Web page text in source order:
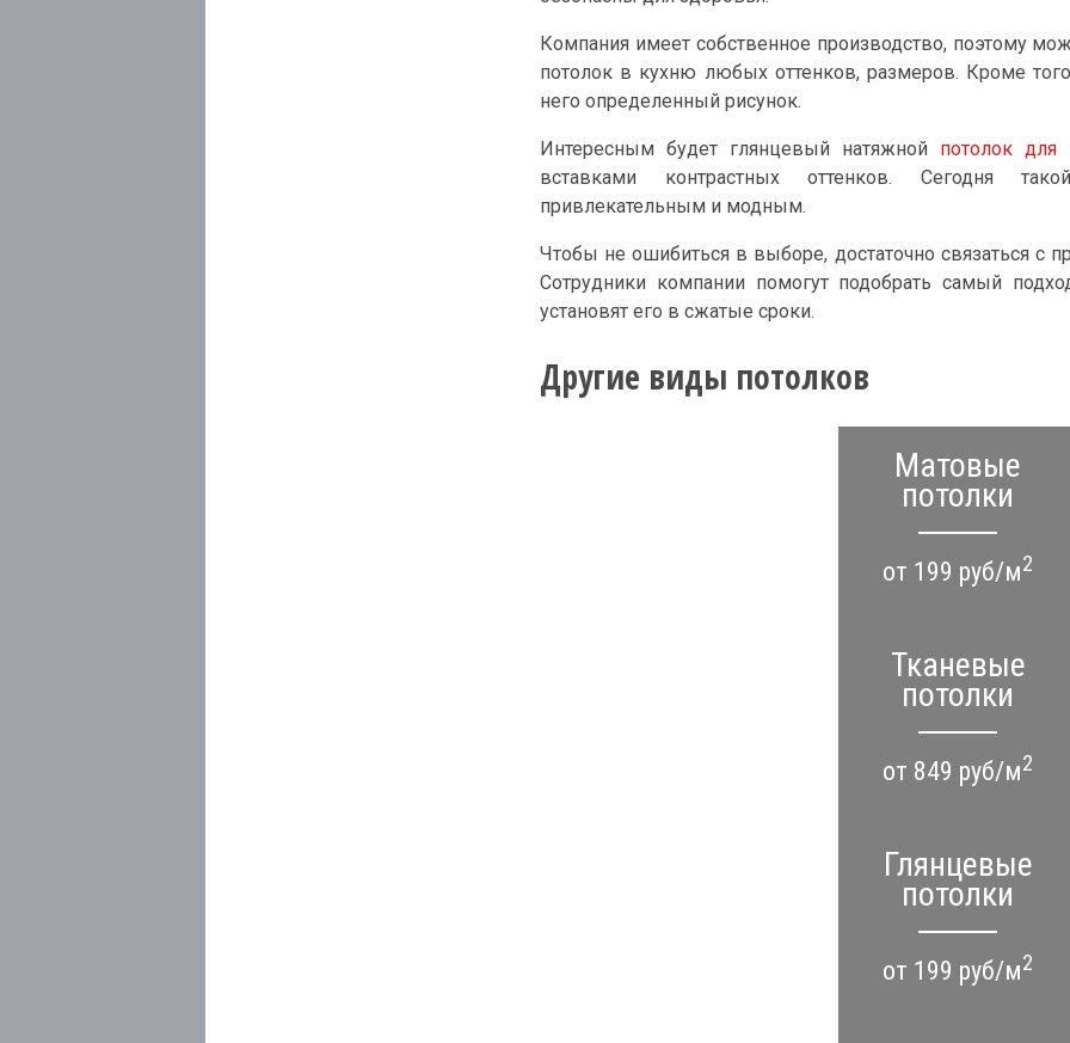
Компания имеет собственное производство, поэтому
потолок в кухню любых оттенков, размеров. Кроме
него определенный рисунок.
Интересным будет глянцевый натяжной потолок для
вставками контрастных оттенков. Сегодня
привлекательным и модным.
Чтобы не ошибиться в выборе, достаточно связаться с
Сотрудники компании помогут подобрать самый
установят его в сжатые сроки.
Другие виды потолков
Матовые
потолки
от 199 руб/м2
Тканевые
потолки
от 849 руб/м2
Глянцевые
потолки
от 199 руб/м2